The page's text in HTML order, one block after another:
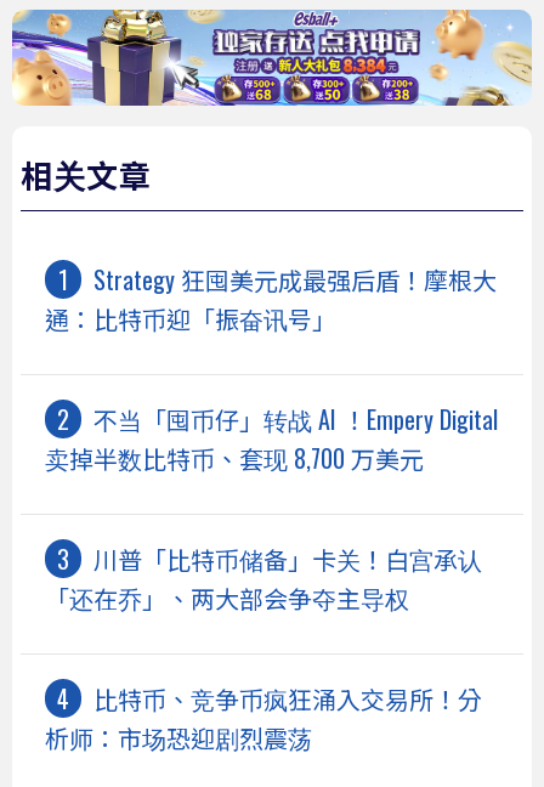
相关文章
Strategy 狂囤美元成最强后盾！摩根大
通：比特币迎「振奋讯号」
不当「囤币仔」转战 AI ！Empery Digital
卖掉半数比特币、套现 8,700 万美元
川普「比特币储备」卡关！白宫承认
「还在乔」、两大部会争夺主导权
比特币、竞争币疯狂涌入交易所！分
析师：市场恐迎剧烈震荡